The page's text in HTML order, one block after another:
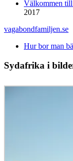
Välkommen till
2017
vagabondfamiljen.se
Hur bor man
Sydafrika i